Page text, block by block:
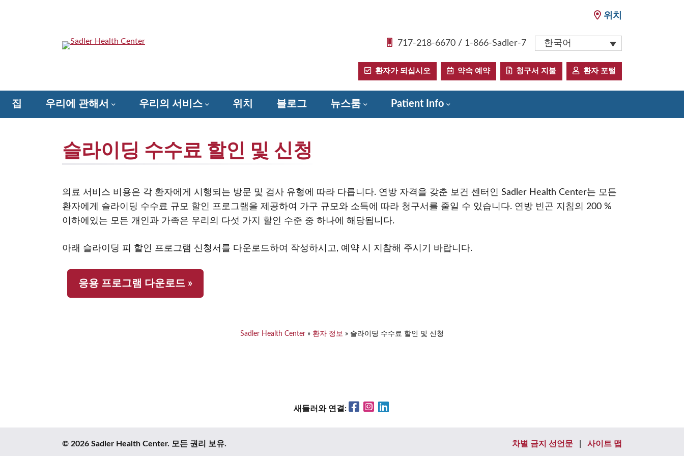
위치
717-218-6670 / 1-866-Sadler-7 한국어
환자가 되십시오 약속 예약 청구서 지불 환자 포털
집 우리에 관해서 우리의 서비스 위치 블로그 뉴스룸 Patient Info
슬라이딩 수수료 할인 및 신청
의료 서비스 비용은 각 환자에게 시행되는 방문 및 검사 유형에 따라 다릅니다. 연방 자격을 갖춘 보건 센터인 Sadler Health Center는 모든
환자에게 슬라이딩 수수료 규모 할인 프로그램을 제공하여 가구 규모와 소득에 따라 청구서를 줄일 수 있습니다. 연방 빈곤 지침의 200 %
이하에있는 모든 개인과 가족은 우리의 다섯 가지 할인 수준 중 하나에 해당됩니다.
아래 슬라이딩 피 할인 프로그램 신청서를 다운로드하여 작성하시고, 예약 시 지참해 주시기 바랍니다.
응용 프로그램 다운로드 »
Sadler Health Center » 환자 정보 » 슬라이딩 수수료 할인 및 신청
새들러와 연결: FacebookInstagram
© 2026 Sadler Health Center. 모든 권리 보유. 차별 금지 선언문 사이트 맵